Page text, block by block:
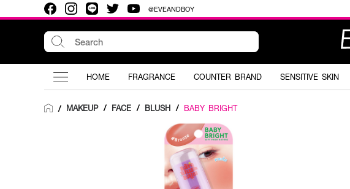
@EVEANDBOY
HOME FRAGRANCE COUNTER BRAND SENSITIVE SKIN
/ MAKEUP / FACE / BLUSH / BABY BRIGHT